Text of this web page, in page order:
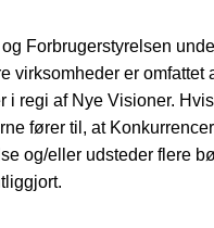
Forbrugerstyrelsen
virksomheder er omfattet
i regi af Nye Visioner. Hvis
fører til, at
og/eller udsteder flere